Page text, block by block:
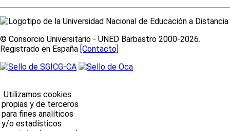
© Consorcio Universitario - UNED Barbastro 2000-2026.
Registrado en España [Contacto]
Utilizamos cookies
propias y de terceros
para fines analíticos
y/o estadísticos